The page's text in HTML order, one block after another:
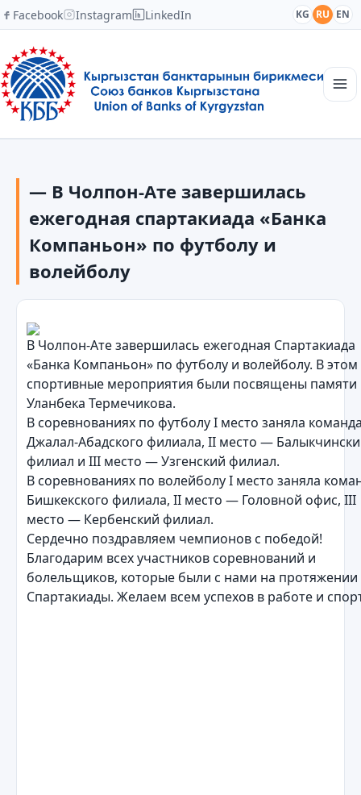
Facebook Instagram LinkedIn KG RU EN
Новости
Академия
Члены и партнеры
Сотрудничество
Контакты
— В Чолпон-Ате завершилась
ежегодная спартакиада «Банка
Компаньон» по футболу и
волейболу
В Чолпон-Ате завершилась ежегодная Спартакиада
«Банка Компаньон» по футболу и волейболу. В этом
спортивные мероприятия были посвящены памяти
Уланбека Термечикова.
В соревнованиях по футболу I место заняла
Джалал-Абадского филиала, II место —
филиал и III место — Узгенский филиал.
В соревнованиях по волейболу I место заняла
Бишкекского филиала, II место — Головной офис, III
место — Кербенский филиал.
Сердечно поздравляем чемпионов с победой!
Благодарим всех участников соревнований и
болельщиков, которые были с нами на протяжении
Спартакиады. Желаем всем успехов в работе и